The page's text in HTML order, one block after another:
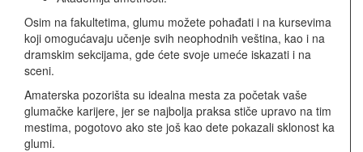
Osim na fakultetima, glumu možete pohađati i na kursevima
koji omogućavaju učenje svih neophodnih veština, kao i na
dramskim sekcijama, gde ćete svoje umeće iskazati i na
sceni.
Amaterska pozorišta su idealna mesta za početak vaše
glumačke karijere, jer se najbolja praksa stiče upravo na tim
mestima, pogotovo ako ste još kao dete pokazali sklonost ka
glumi.